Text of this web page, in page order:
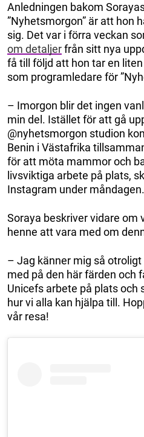
Anledningen bakom
”Nyhetsmorgon” är att hon
sig. Det var i förra veckan
om detaljerfrån sitt nya
få till följd att hon tar en
som programledare för
– Imorgon blir det ingen
min del. Istället för att gå
@nyhetsmorgon studion
Benin i Västafrika
för att möta mammor och
livsviktiga arbete på plats,
Instagram under måndagen.
Soraya beskriver vidare om
henne att vara med om
– Jag känner mig så
med på den här färden och
Unicefs arbete på plats och
hur vi alla kan hjälpa till.
vår resa!